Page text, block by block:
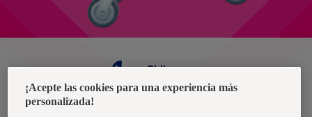
Chile
¡Acepte las cookies para una experiencia más
personalizada!